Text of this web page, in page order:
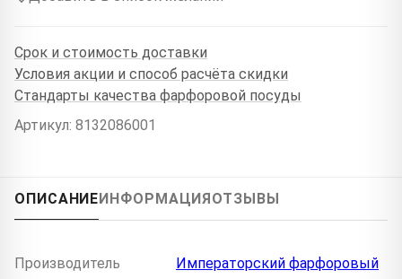
Срок и стоимость доставки
Условия акции и способ расчёта скидки
Стандарты качества фарфоровой посуды
Артикул: 8132086001
ОПИСАНИЕИНФОРМАЦИЯОТЗЫВЫ
Производитель
Императорский фарфоровый